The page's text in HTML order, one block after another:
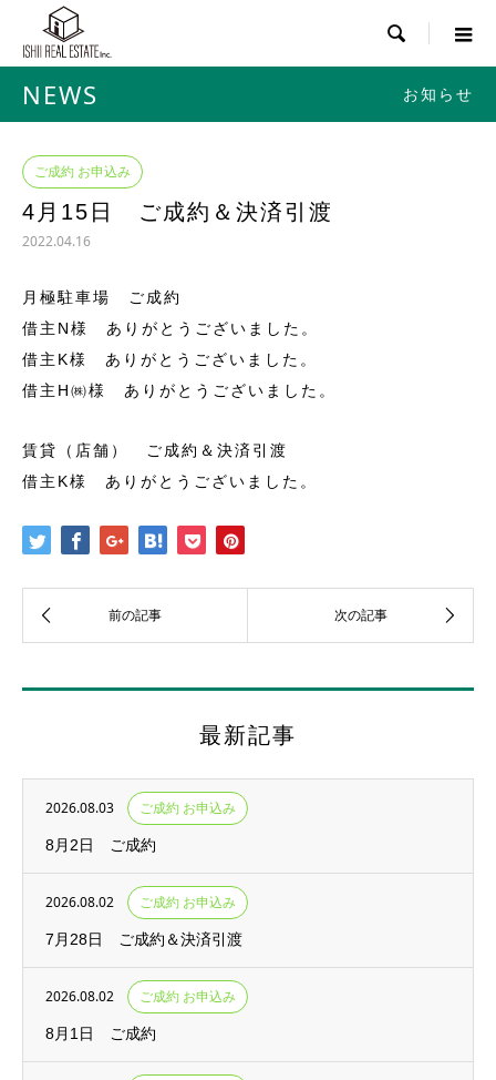

NEWS お知らせ
ご成約 お申込み
4月15日 ご成約＆決済引渡
2022.04.16
月極駐車場 ご成約
借主N様 ありがとうございました。
借主K様 ありがとうございました。
借主H㈱様 ありがとうございました。
賃貸（店舗） ご成約＆決済引渡
借主K様 ありがとうございました。
最新記事
2026.08.03 ご成約 お申込み
8月2日 ご成約
2026.08.02 ご成約 お申込み
7月28日 ご成約＆決済引渡
2026.08.02 ご成約 お申込み
8月1日 ご成約